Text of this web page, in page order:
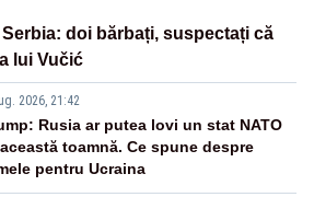
doi bărbați, suspectați că
lui Vučić
2026, 21:42
Rusia ar putea lovi un stat NATO
toamnă. Ce spune despre
pentru Ucraina